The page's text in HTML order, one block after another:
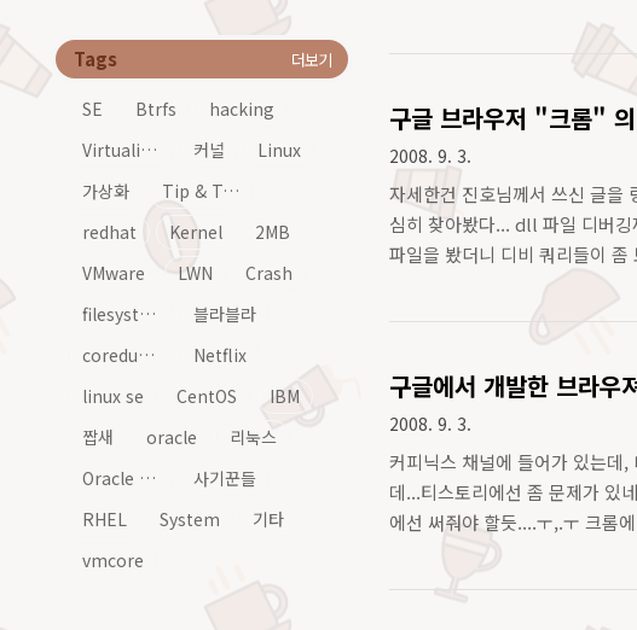
Tags 더보기
SE Btrfs
hacking
Virtualization
커널
Linux
가상화
Tip & Tech
redhat
Kernel
2MB
VMware
LWN
Crash
filesystem
블라블라
coredump
Netflix
linux se
CentOS
IBM
짭새
oracle
리눅스
Oracle Linux
사기꾼들
RHEL
System
기타
vmcore
구글 브라우저 "크롬"
2008. 9. 3.
자세한건 진호님께서 쓰신 글
심히 찾아봤다... dll 파일 디버
파일을 봤더니 디비 쿼리들이
구글에서 개발한 브라
2008. 9. 3.
커피닉스 채널에 들어가 있는데
데...티스토리에선 좀 문제가 있
에선 써줘야 할듯....ㅜ,.ㅜ 크롬